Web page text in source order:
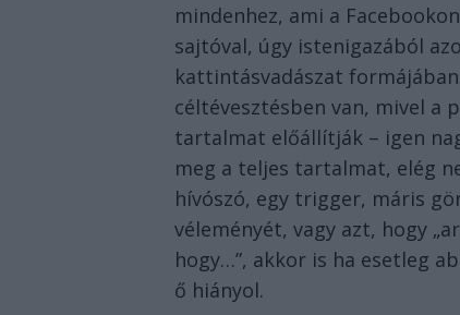
mindenhez, ami a
sajtóval, úgy istenigazából
kattintásvadászat
céltévesztésben van, mivel a
tartalmat előállítják – igen
meg a teljes tartalmat, elég
hívószó, egy trigger, máris
véleményét, vagy azt, hogy
hogy…”, akkor is ha esetleg
ő hiányol.